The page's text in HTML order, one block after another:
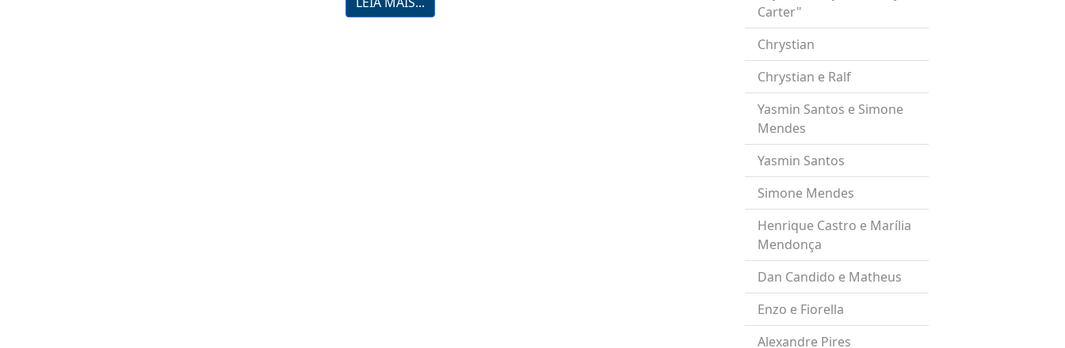
Carter"
Chrystian
Chrystian e Ralf
Yasmin Santos e Simone
Mendes
Yasmin Santos
Simone Mendes
Henrique Castro e Marília
Mendonça
Dan Candido e Matheus
Enzo e Fiorella
Alexandre Pires